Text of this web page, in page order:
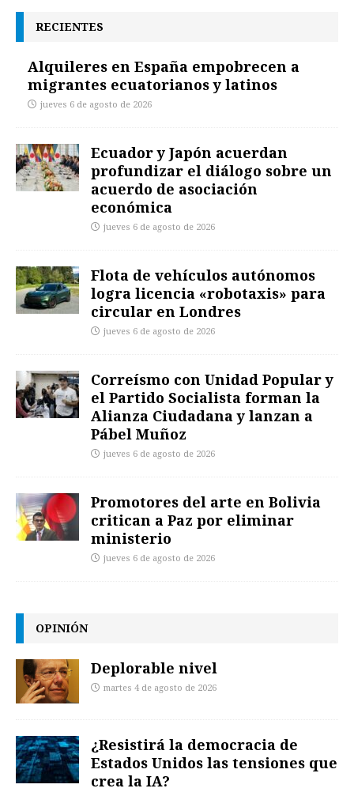
RECIENTES
Alquileres en España empobrecen a
migrantes ecuatorianos y latinos
jueves 6 de agosto de 2026
Ecuador y Japón acuerdan
profundizar el diálogo sobre un
acuerdo de asociación
económica
jueves 6 de agosto de 2026
Flota de vehículos autónomos
logra licencia «robotaxis» para
circular en Londres
jueves 6 de agosto de 2026
Correísmo con Unidad Popular y
el Partido Socialista forman la
Alianza Ciudadana y lanzan a
Pábel Muñoz
jueves 6 de agosto de 2026
Promotores del arte en Bolivia
critican a Paz por eliminar
ministerio
jueves 6 de agosto de 2026
OPINIÓN
Deplorable nivel
martes 4 de agosto de 2026
¿Resistirá la democracia de
Estados Unidos las tensiones que
crea la IA?